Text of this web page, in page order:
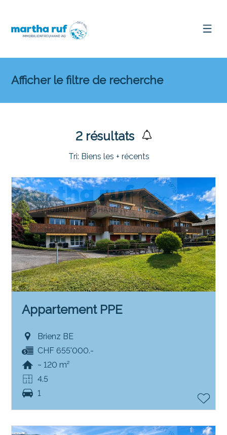
Afficher le filtre de recherche
2résultats
Tri: Biens les + récents
Appartement PPE
Brienz BE
CHF 655'000.-
~ 120 m²
4.5
1